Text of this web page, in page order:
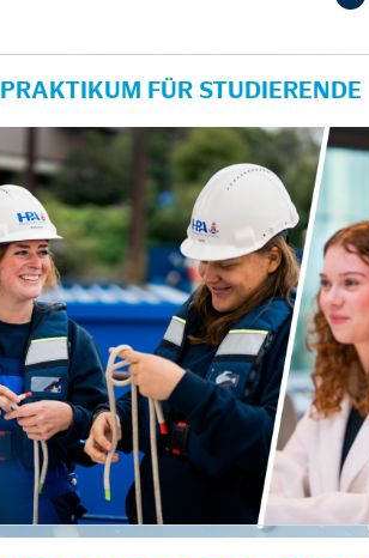
PRAKTIKUM FÜR STUDIERENDE